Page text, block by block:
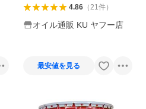
4.86（21件）
オイル通販 KU ヤフー店
最安値を見る